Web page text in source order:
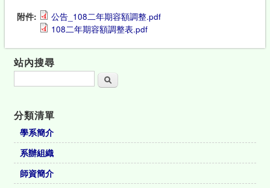
附件:
公告_108二年期容額調整.pdf
108二年期容額調整表.pdf
站內搜尋
搜尋
分類清單
學系簡介
系辦組織
師資簡介